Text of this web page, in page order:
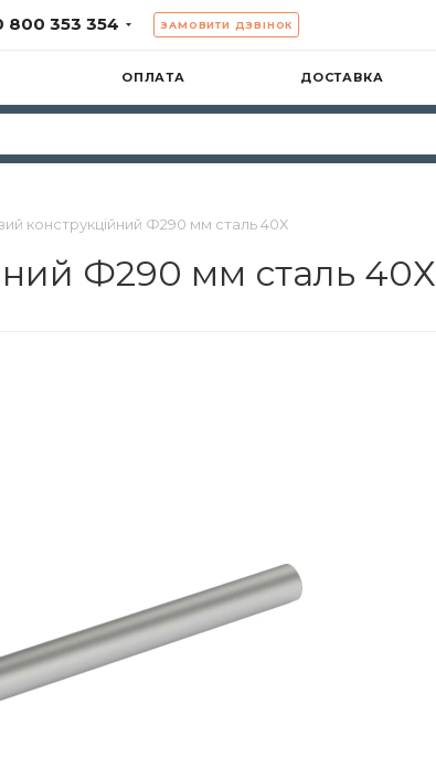
800 353 354 ЗАМОВИТИ ДЗВІНОК
ОПЛАТА ДОСТАВКА
конструкційний Ф290 мм сталь 40Х
Ф290 мм сталь 40Х